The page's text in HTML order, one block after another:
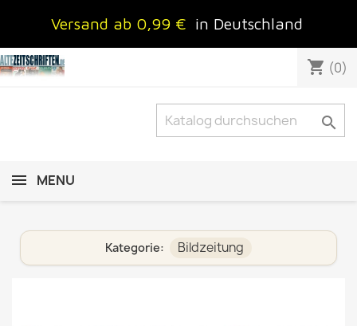
Versand ab 0,99 € in Deutschland
shopping_cart (0)

MENU
Kategorie: Bildzeitung